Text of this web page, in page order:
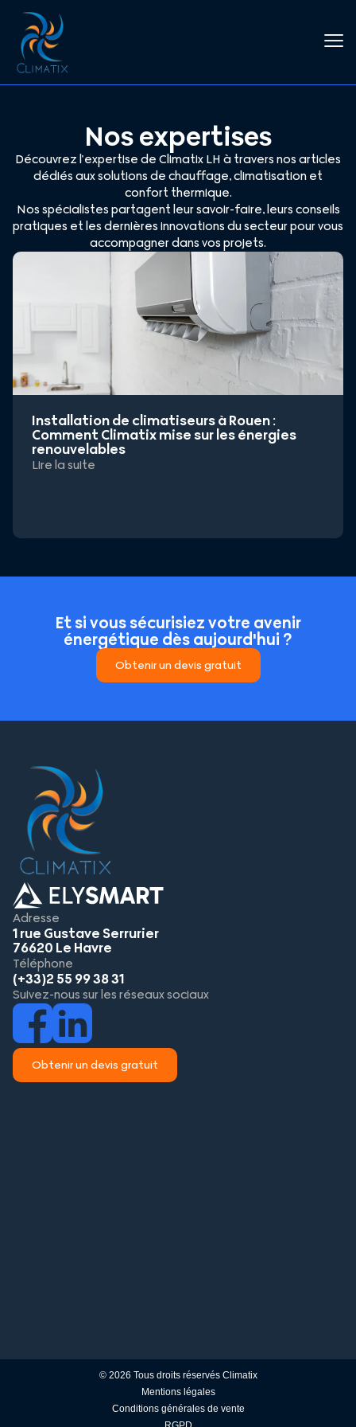
Nos expertises
Découvrez l’expertise de Climatix LH à travers nos articles
dédiés aux solutions de chauffage, climatisation et
confort thermique.
Nos spécialistes partagent leur savoir-faire, leurs conseils
pratiques et les dernières innovations du secteur pour vous
accompagner dans vos projets.
Installation de climatiseurs à Rouen :
Comment Climatix mise sur les énergies
renouvelables
Lire la suite
Et si vous sécurisiez votre avenir
énergétique dès aujourd'hui ?
Obtenir un devis gratuit
Adresse
1 rue Gustave Serrurier
76620 Le Havre
Téléphone
(+33)2 55 99 38 31
Suivez-nous sur les réseaux sociaux
Obtenir un devis gratuit
© 2026 Tous droits réservés Climatix
Mentions légales
Conditions générales de vente